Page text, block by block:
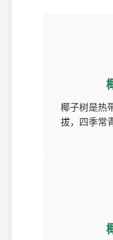
椰子树是热
拔，四季常